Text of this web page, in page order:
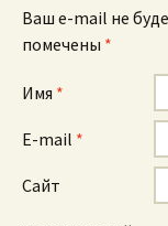
Ваш e-mail не
помечены *
Имя *
E-mail *
Сайт